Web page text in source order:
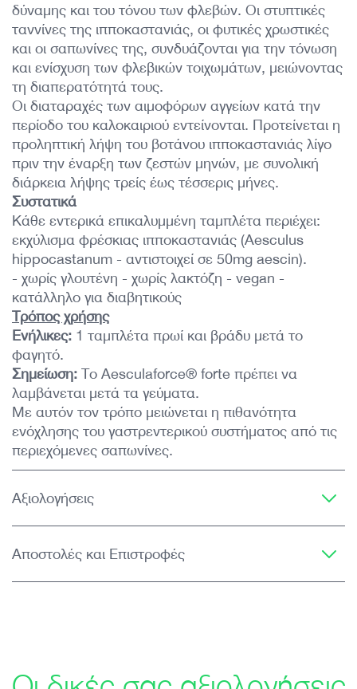
δύναμης και του τόνου των φλεβών. Οι στυπτικές
ταννίνες της ιπποκαστανιάς, οι φυτικές χρωστικές
και οι σαπωνίνες της, συνδυάζονται για την τόνωση
και ενίσχυση των φλεβικών τοιχωμάτων, μειώνοντας
τη διαπερατότητά τους.
Οι διαταραχές των αιμοφόρων αγγείων κατά την
περίοδο του καλοκαιριού εντείνονται. Προτείνεται η
προληπτική λήψη του βοτάνου ιπποκαστανιάς λίγο
πριν την έναρξη των ζεστών μηνών, με συνολική
διάρκεια λήψης τρείς έως τέσσερις μήνες.
Συστατικά
Κάθε εντερικά επικαλυμμένη ταμπλέτα περιέχει:
εκχύλισμα φρέσκιας ιπποκαστανιάς (Aesculus
hippocastanum - αντιστοιχεί σε 50mg aescin).
- χωρίς γλουτένη - χωρίς λακτόζη - vegan -
κατάλληλο για διαβητικούς
Τρόπος χρήσης
Ενήλικες: 1 ταμπλέτα πρωί και βράδυ μετά το
φαγητό.
Σημείωση: Το Aesculaforce® forte πρέπει να
λαμβάνεται μετά τα γεύματα.
Με αυτόν τον τρόπο μειώνεται η πιθανότητα
ενόχλησης του γαστρεντερικού συστήματος από τις
περιεχόμενες σαπωνίνες.
Αξιολογήσεις
Αποστολές και Επιστροφές